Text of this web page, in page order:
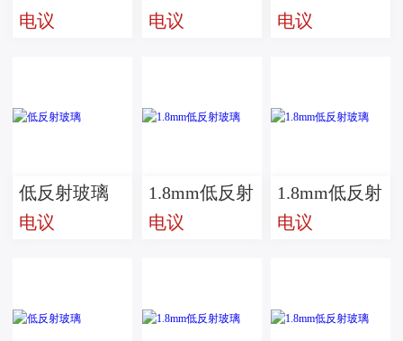
电议
电议
电议
低反射玻璃
电议
1.8mm低反射
玻璃
电议
1.8mm低反射
玻璃
电议